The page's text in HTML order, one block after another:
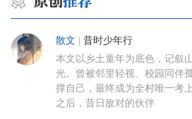
散文 昔时少年行
本文以乡土童年为底色，记叙
光。曾被邻里轻视、校园同伴
撑自己，最终成为全村唯一考
之后，昔日敌对的伙伴